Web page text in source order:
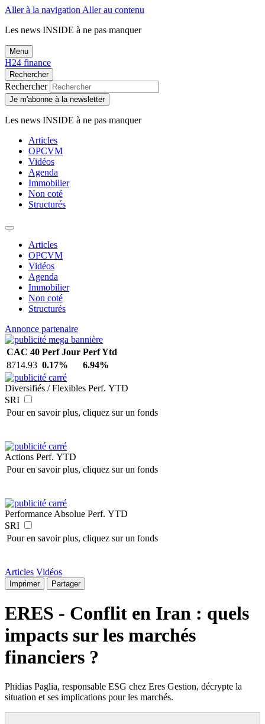
Aller à la navigation Aller au contenu
Les news INSIDE à ne pas manquer
Menu
H24 finance
Rechercher
Rechercher
Je m'abonne à la newsletter
Les news INSIDE à ne pas manquer
Articles
OPCVM
Vidéos
Agenda
Immobilier
Non coté
Structurés
Articles
OPCVM
Vidéos
Agenda
Immobilier
Non coté
Structurés
Annonce partenaire
CAC 40 Perf Jour Perf Ytd
8714.93 0.17% 6.94%
Diversifiés / Flexibles Perf. YTD
SRI
Pour en savoir plus, cliquez sur un fonds
Actions Perf. YTD
Pour en savoir plus, cliquez sur un fonds
Performance Absolue Perf. YTD
SRI
Pour en savoir plus, cliquez sur un fonds
Articles Vidéos
Imprimer Partager
ERES - Conflit en Iran : quels
impacts sur les marchés
financiers ?
Phidias Paglia, responsable ESG chez Eres Gestion, décrypte la
situation et ses implications pour les marchés.